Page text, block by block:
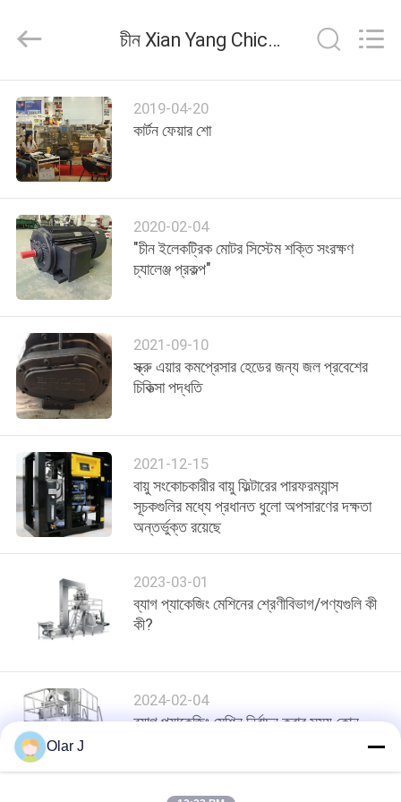
বাড়ি
পণ্য
আমাদের
সম্পর্কে
কারখানা
পরিদর্শন
গুণমান
নিয়ন্ত্রণ
আমাদের
সাথে
যোগাযোগ
একটি
উদ্ধৃতি
অনুরোধ
Machinery
Rights
চীন Xian Yang Chic Machinery Co., Ltd. কোম্পানি সংবাদ
2019-04-20
কার্টন ফেয়ার শো
2020-02-04
"চীন ইলেকট্রিক মোটর সিস্টেম শক্তি সংরক্ষণ
চ্যালেঞ্জ প্রকল্প"
2021-09-10
স্ক্রু এয়ার কমপ্রেসার হেডের জন্য জল প্রবেশের
চিকিত্সা পদ্ধতি
2021-12-15
বায়ু সংকোচকারীর বায়ু ফিল্টারের পারফরম্যান্স
সূচকগুলির মধ্যে প্রধানত ধুলো অপসারণের দক্ষতা
অন্তর্ভুক্ত রয়েছে
2023-03-01
ব্যাগ প্যাকেজিং মেশিনের শ্রেণীবিভাগ/পণ্যগুলি কী
কী?
2024-02-04
ব্যাগ প্যাকেজিং মেশিন নির্বাচন করার সময় কোন
Olar J